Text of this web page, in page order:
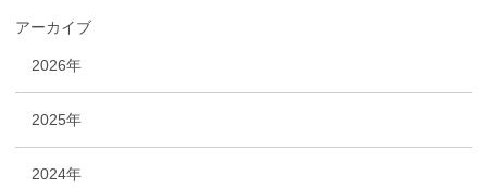
アーカイブ
2026年
2025年
2024年